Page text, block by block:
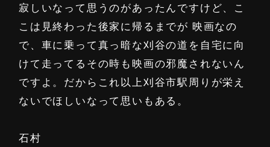
寂しいなって思うのがあったんですけど、こ
こは見終わった後家に帰るまでが 映画なの
で、車に乗って真っ暗な刈谷の道を自宅に向
けて走ってるその時も映画の邪魔されないん
ですよ。だからこれ以上刈谷市駅周りが栄え
ないでほしいなって思いもある。
石村